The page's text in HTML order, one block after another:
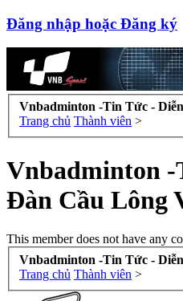
Đăng nhập hoặc Đăng ký
Vnbadminton -Tin Tức -
Trang chủ Thành viên >
Vnbadminton -
Đàn Cầu Lông
This member does not have any
Vnbadminton -Tin Tức -
Trang chủ Thành viên >